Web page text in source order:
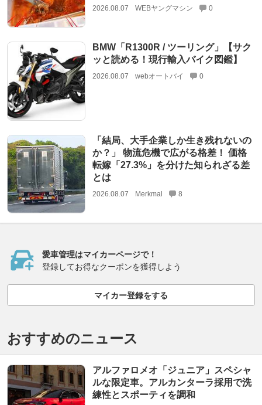
2026.08.07 WEBヤングマシン 0
BMW「R1300R / ツーリング」【サク
ッと読める！現行輸入バイク図鑑】
2026.08.07 webオートバイ 0
「結局、大手企業しか生き残れないの
か？」 物流危機で広がる格差！ 価格
転嫁「27.3%」を分けた知られざる差
とは
2026.08.07 Merkmal 8
愛車管理はマイカーページで！
登録してお得なクーポンを獲得しよう
マイカー登録をする
おすすめのニュース
アルファロメオ「ジュニア」スペシャ
ルな限定車。アルカンターラ採用で洗
練性とスポーティを調和